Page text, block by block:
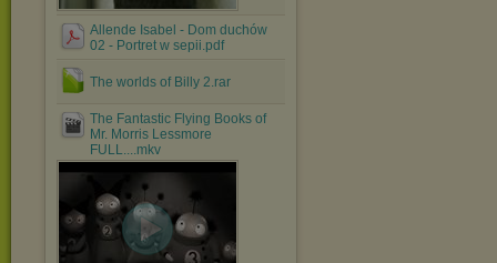
Allende Isabel - Dom duchów
02 - Portret w sepii.pdf
The worlds of Billy 2.rar
The Fantastic Flying Books of
Mr. Morris Lessmore
FULL....mkv